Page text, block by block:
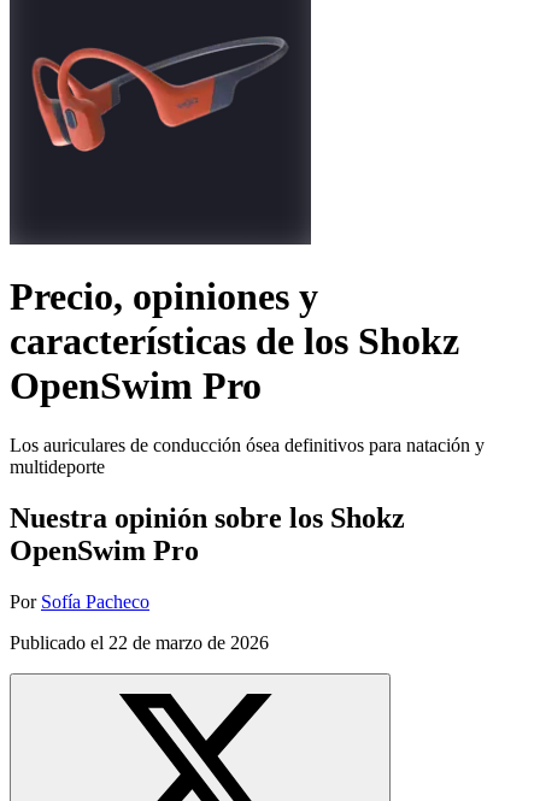
Precio, opiniones y
características de los Shokz
OpenSwim Pro
Los auriculares de conducción ósea definitivos para natación y
multideporte
Nuestra opinión sobre los Shokz
OpenSwim Pro
Por Sofía Pacheco
Publicado el 22 de marzo de 2026